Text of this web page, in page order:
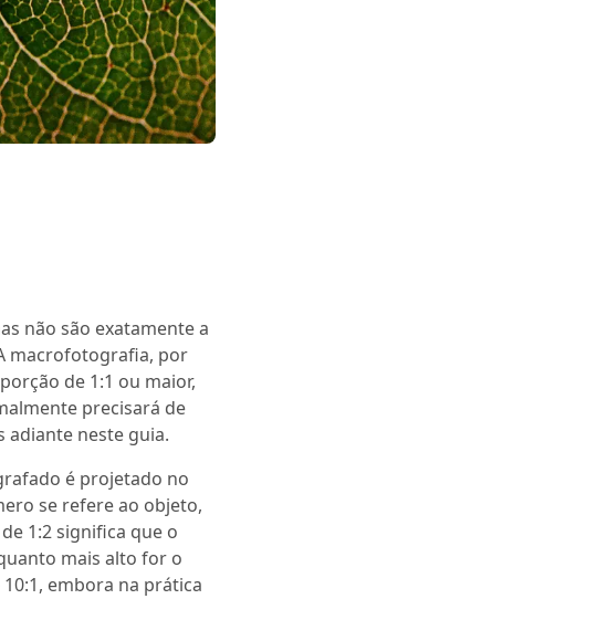
não são exatamente a
macrofotografia, por
de 1:1 ou maior,
precisará de
adiante neste guia.
é projetado no
se refere ao objeto,
1:2 significa que o
mais alto for o
embora na prática